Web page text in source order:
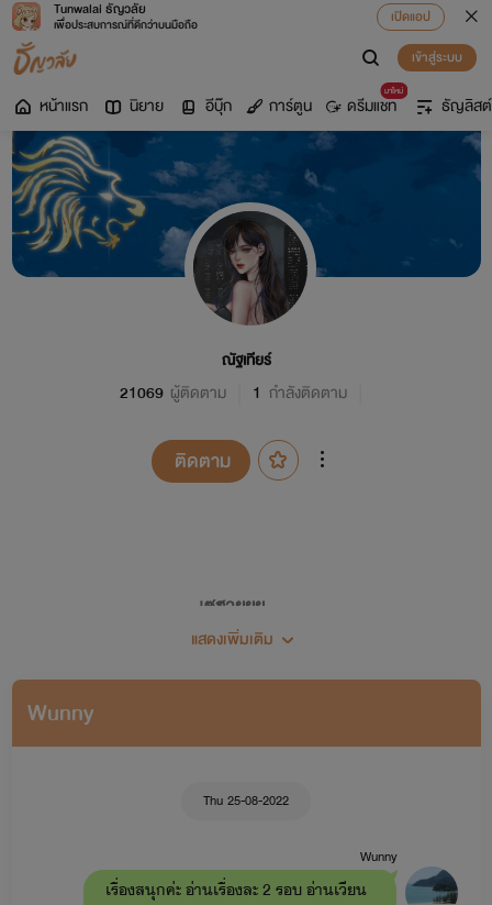
Tunwalai ธัญวลัย
เพื่อประสบการณ์ที่ดีกว่าบนมือถือ
เปิดแอป
เข้าสู่ระบบ
หน้าแรก นิยาย อีบุ๊ก การ์ตูน
มาใหม่
ดรีมแชท ธัญลิสต์
ณัฐเทียร์
21069 ผู้ติดตาม 1 กำลังติดตาม
ติดตาม
เซฮายยย...
ยินดีต้อนรับเข้าสู่โลกเขย่าขวัญ (เขย่าทำไม 555)
🖋🍀แต่งนิยายครั้งแรก 28 พฤศจิกายน 2562🍀
แสดงเพิ่มเติม
Wunny
Thu 25-08-2022
Wunny
เรื่องสนุกค่ะ อ่านเรื่องละ 2 รอบ อ่านเวียน